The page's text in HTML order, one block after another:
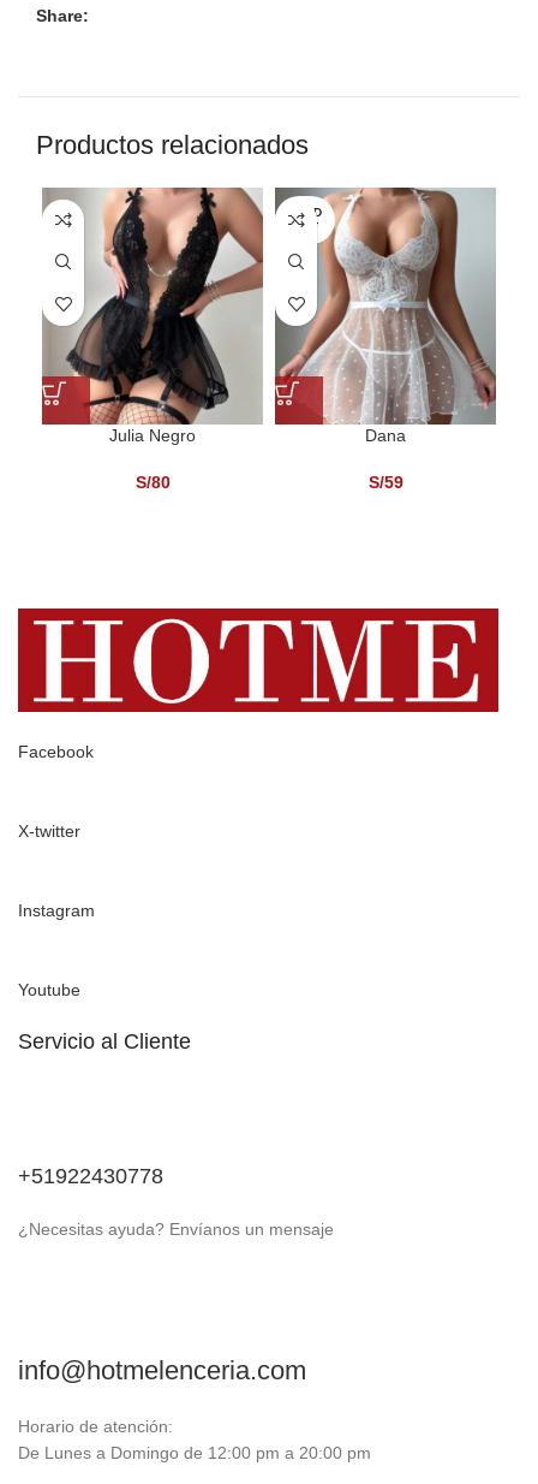
Share:
Productos relacionados
Julia Negro
S/80
SOLD
OUT
Dana
S/59
Facebook
X-twitter
Instagram
Youtube
Servicio al Cliente
+51922430778
¿Necesitas ayuda? Envíanos un mensaje
info@hotmelenceria.com
Horario de atención:
De Lunes a Domingo de 12:00 pm a 20:00 pm